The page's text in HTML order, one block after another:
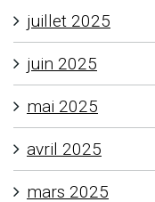
juillet 2025
juin 2025
mai 2025
avril 2025
mars 2025